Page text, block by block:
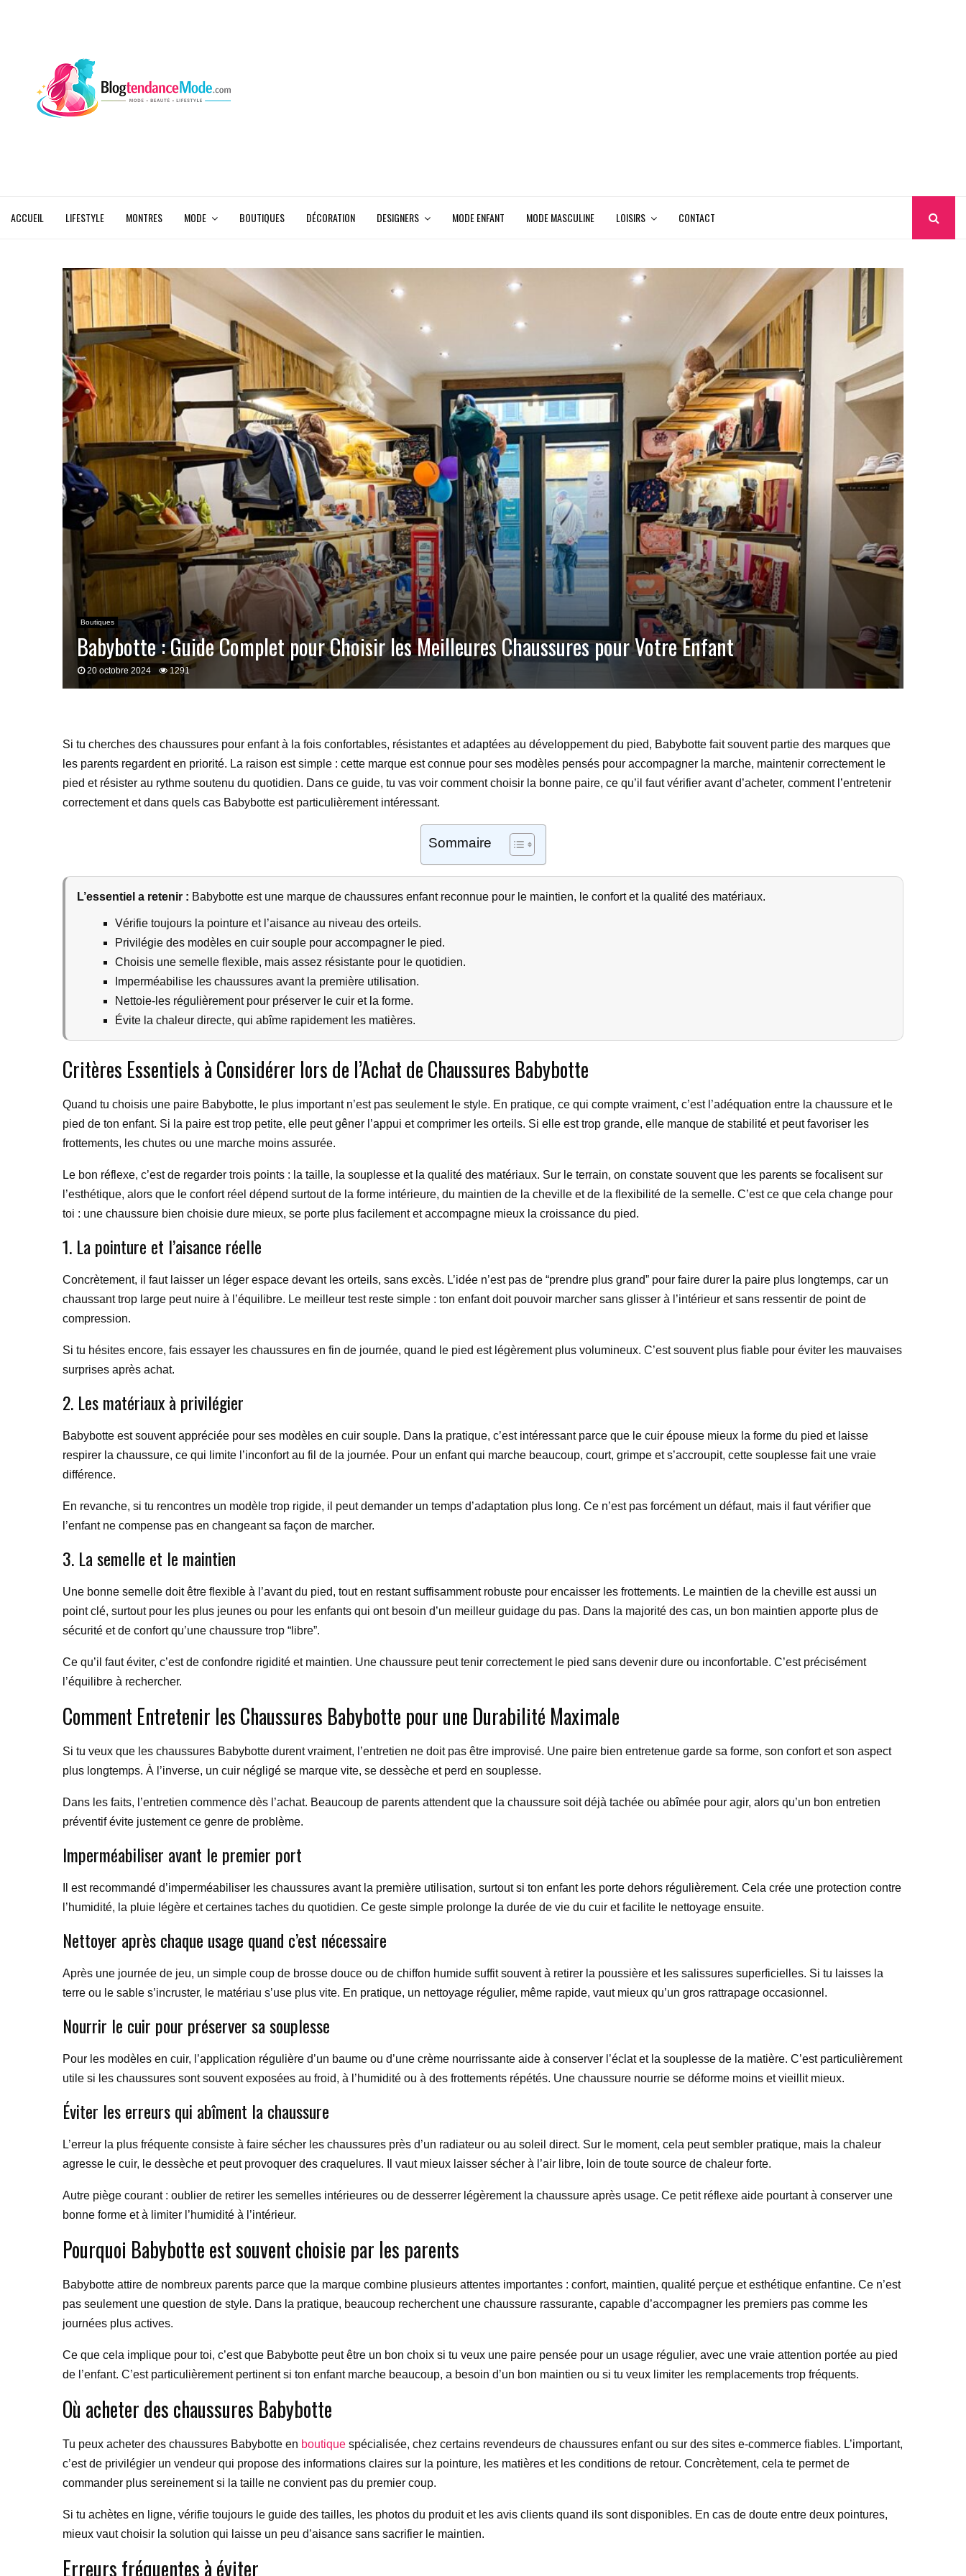
ACCUEIL LIFESTYLE MONTRES MODE BOUTIQUES DÉCORATION DESIGNERS MODE ENFANT MODE MASCULINE LOISIRS CONTACT
Boutiques
Babybotte : Guide Complet pour Choisir les Meilleures Chaussures pour Votre Enfant
20 octobre 2024 1291
Si tu cherches des chaussures pour enfant à la fois confortables, résistantes et adaptées au développement du pied, Babybotte fait souvent partie des marques que
les parents regardent en priorité. La raison est simple : cette marque est connue pour ses modèles pensés pour accompagner la marche, maintenir correctement le
pied et résister au rythme soutenu du quotidien. Dans ce guide, tu vas voir comment choisir la bonne paire, ce qu’il faut vérifier avant d’acheter, comment l’entretenir
correctement et dans quels cas Babybotte est particulièrement intéressant.
Sommaire
L’essentiel a retenir : Babybotte est une marque de chaussures enfant reconnue pour le maintien, le confort et la qualité des matériaux.
Vérifie toujours la pointure et l’aisance au niveau des orteils.
Privilégie des modèles en cuir souple pour accompagner le pied.
Choisis une semelle flexible, mais assez résistante pour le quotidien.
Imperméabilise les chaussures avant la première utilisation.
Nettoie-les régulièrement pour préserver le cuir et la forme.
Évite la chaleur directe, qui abîme rapidement les matières.
Critères Essentiels à Considérer lors de l’Achat de Chaussures Babybotte
Quand tu choisis une paire Babybotte, le plus important n’est pas seulement le style. En pratique, ce qui compte vraiment, c’est l’adéquation entre la chaussure et le
pied de ton enfant. Si la paire est trop petite, elle peut gêner l’appui et comprimer les orteils. Si elle est trop grande, elle manque de stabilité et peut favoriser les
frottements, les chutes ou une marche moins assurée.
Le bon réflexe, c’est de regarder trois points : la taille, la souplesse et la qualité des matériaux. Sur le terrain, on constate souvent que les parents se focalisent sur
l’esthétique, alors que le confort réel dépend surtout de la forme intérieure, du maintien de la cheville et de la flexibilité de la semelle. C’est ce que cela change pour
toi : une chaussure bien choisie dure mieux, se porte plus facilement et accompagne mieux la croissance du pied.
1. La pointure et l’aisance réelle
Concrètement, il faut laisser un léger espace devant les orteils, sans excès. L’idée n’est pas de “prendre plus grand” pour faire durer la paire plus longtemps, car un
chaussant trop large peut nuire à l’équilibre. Le meilleur test reste simple : ton enfant doit pouvoir marcher sans glisser à l’intérieur et sans ressentir de point de
compression.
Si tu hésites encore, fais essayer les chaussures en fin de journée, quand le pied est légèrement plus volumineux. C’est souvent plus fiable pour éviter les mauvaises
surprises après achat.
2. Les matériaux à privilégier
Babybotte est souvent appréciée pour ses modèles en cuir souple. Dans la pratique, c’est intéressant parce que le cuir épouse mieux la forme du pied et laisse
respirer la chaussure, ce qui limite l’inconfort au fil de la journée. Pour un enfant qui marche beaucoup, court, grimpe et s’accroupit, cette souplesse fait une vraie
différence.
En revanche, si tu rencontres un modèle trop rigide, il peut demander un temps d’adaptation plus long. Ce n’est pas forcément un défaut, mais il faut vérifier que
l’enfant ne compense pas en changeant sa façon de marcher.
3. La semelle et le maintien
Une bonne semelle doit être flexible à l’avant du pied, tout en restant suffisamment robuste pour encaisser les frottements. Le maintien de la cheville est aussi un
point clé, surtout pour les plus jeunes ou pour les enfants qui ont besoin d’un meilleur guidage du pas. Dans la majorité des cas, un bon maintien apporte plus de
sécurité et de confort qu’une chaussure trop “libre”.
Ce qu’il faut éviter, c’est de confondre rigidité et maintien. Une chaussure peut tenir correctement le pied sans devenir dure ou inconfortable. C’est précisément
l’équilibre à rechercher.
Comment Entretenir les Chaussures Babybotte pour une Durabilité Maximale
Si tu veux que les chaussures Babybotte durent vraiment, l’entretien ne doit pas être improvisé. Une paire bien entretenue garde sa forme, son confort et son aspect
plus longtemps. À l’inverse, un cuir négligé se marque vite, se dessèche et perd en souplesse.
Dans les faits, l’entretien commence dès l’achat. Beaucoup de parents attendent que la chaussure soit déjà tachée ou abîmée pour agir, alors qu’un bon entretien
préventif évite justement ce genre de problème.
Imperméabiliser avant le premier port
Il est recommandé d’imperméabiliser les chaussures avant la première utilisation, surtout si ton enfant les porte dehors régulièrement. Cela crée une protection contre
l’humidité, la pluie légère et certaines taches du quotidien. Ce geste simple prolonge la durée de vie du cuir et facilite le nettoyage ensuite.
Nettoyer après chaque usage quand c’est nécessaire
Après une journée de jeu, un simple coup de brosse douce ou de chiffon humide suffit souvent à retirer la poussière et les salissures superficielles. Si tu laisses la
terre ou le sable s’incruster, le matériau s’use plus vite. En pratique, un nettoyage régulier, même rapide, vaut mieux qu’un gros rattrapage occasionnel.
Nourrir le cuir pour préserver sa souplesse
Pour les modèles en cuir, l’application régulière d’un baume ou d’une crème nourrissante aide à conserver l’éclat et la souplesse de la matière. C’est particulièrement
utile si les chaussures sont souvent exposées au froid, à l’humidité ou à des frottements répétés. Une chaussure nourrie se déforme moins et vieillit mieux.
Éviter les erreurs qui abîment la chaussure
L’erreur la plus fréquente consiste à faire sécher les chaussures près d’un radiateur ou au soleil direct. Sur le moment, cela peut sembler pratique, mais la chaleur
agresse le cuir, le dessèche et peut provoquer des craquelures. Il vaut mieux laisser sécher à l’air libre, loin de toute source de chaleur forte.
Autre piège courant : oublier de retirer les semelles intérieures ou de desserrer légèrement la chaussure après usage. Ce petit réflexe aide pourtant à conserver une
bonne forme et à limiter l’humidité à l’intérieur.
Pourquoi Babybotte est souvent choisie par les parents
Babybotte attire de nombreux parents parce que la marque combine plusieurs attentes importantes : confort, maintien, qualité perçue et esthétique enfantine. Ce n’est
pas seulement une question de style. Dans la pratique, beaucoup recherchent une chaussure rassurante, capable d’accompagner les premiers pas comme les
journées plus actives.
Ce que cela implique pour toi, c’est que Babybotte peut être un bon choix si tu veux une paire pensée pour un usage régulier, avec une vraie attention portée au pied
de l’enfant. C’est particulièrement pertinent si ton enfant marche beaucoup, a besoin d’un bon maintien ou si tu veux limiter les remplacements trop fréquents.
Où acheter des chaussures Babybotte
Tu peux acheter des chaussures Babybotte en boutique spécialisée, chez certains revendeurs de chaussures enfant ou sur des sites e-commerce fiables. L’important,
c’est de privilégier un vendeur qui propose des informations claires sur la pointure, les matières et les conditions de retour. Concrètement, cela te permet de
commander plus sereinement si la taille ne convient pas du premier coup.
Si tu achètes en ligne, vérifie toujours le guide des tailles, les photos du produit et les avis clients quand ils sont disponibles. En cas de doute entre deux pointures,
mieux vaut choisir la solution qui laisse un peu d’aisance sans sacrifier le maintien.
Erreurs fréquentes à éviter